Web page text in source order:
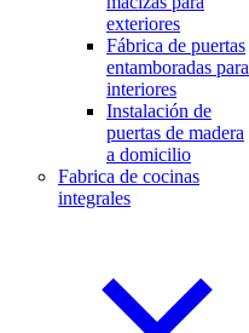
exteriores
Fábrica de puertas
entamboradas para
interiores
Instalación de
puertas de madera
a domicilio
Fabrica de cocinas
integrales